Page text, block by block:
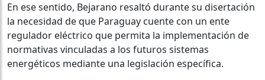
En ese sentido, Bejarano resaltó durante su disertación
la necesidad de que Paraguay cuente con un ente
regulador eléctrico que permita la implementación de
normativas vinculadas a los futuros sistemas
energéticos mediante una legislación específica.